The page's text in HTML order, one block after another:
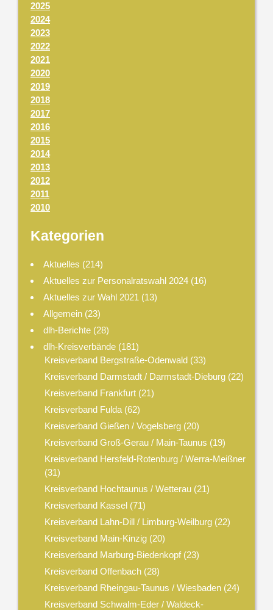
2025
2024
2023
2022
2021
2020
2019
2018
2017
2016
2015
2014
2013
2012
2011
2010
Kategorien
Aktuelles (214)
Aktuelles zur Personalratswahl 2024 (16)
Aktuelles zur Wahl 2021 (13)
Allgemein (23)
dlh-Berichte (28)
dlh-Kreisverbände (181)
Kreisverband Bergstraße-Odenwald(33)
Kreisverband Darmstadt / Darmstadt-Dieburg(22)
Kreisverband Frankfurt(21)
Kreisverband Fulda(62)
Kreisverband Gießen / Vogelsberg(20)
Kreisverband Groß-Gerau / Main-Taunus (19)
Kreisverband Hersfeld-Rotenburg / Werra-Meißner
(31)
Kreisverband Hochtaunus / Wetterau(21)
Kreisverband Kassel(71)
Kreisverband Lahn-Dill / Limburg-Weilburg(22)
Kreisverband Main-Kinzig(20)
Kreisverband Marburg-Biedenkopf(23)
Kreisverband Offenbach(28)
Kreisverband Rheingau-Taunus / Wiesbaden(24)
Kreisverband Schwalm-Eder / Waldeck-